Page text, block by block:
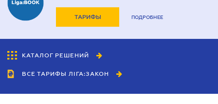
ТАРИФЫ ПОДРОБНЕЕ
КАТАЛОГ РЕШЕНИЙ
ВСЕ ТАРИФЫ ЛІГА:ЗАКОН